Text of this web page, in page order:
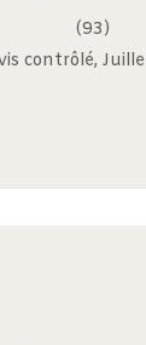
(93)
contrôlé,